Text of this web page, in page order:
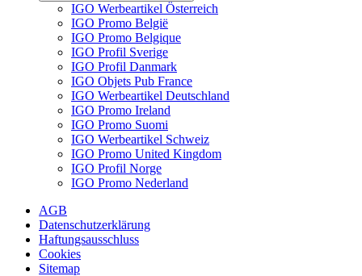
IGO Werbeartikel Österreich
IGO Promo België
IGO Promo Belgique
IGO Profil Sverige
IGO Profil Danmark
IGO Objets Pub France
IGO Werbeartikel Deutschland
IGO Promo Ireland
IGO Promo Suomi
IGO Werbeartikel Schweiz
IGO Promo United Kingdom
IGO Profil Norge
IGO Promo Nederland
AGB
Datenschutzerklärung
Haftungsausschluss
Cookies
Sitemap